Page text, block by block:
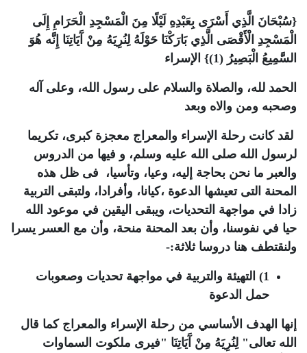
{سُبْحَانَ الَّذِي أَسْرَى بِعَبْدِهِ لَيْلًا مِنَ الْمَسْجِدِ الْحَرَامِ إِلَى
الْمَسْجِدِ الْأَقْصَى الَّذِي بَارَكْنَا حَوْلَهُ لِنُرِيَهُ مِنْ آَيَاتِنَا إِنَّه هُوَ
السَّمِيعُ الْبَصِيرُ (1)} الإسراء
الحمد لله، والصلاة والسلام على رسول الله، وعلى آله
وصحبه ومن والاه وبعد
لقد كانت رحلة الإسراء والمعراج معجزة كبرى، تكريما
لرسول الله صلى الله عليه وسلم، و فيها من الدروس
والعبر ما نحن بحاجة إليه، وعيا، وتأسيا، فى ظل هذه
المحنة التى تعيشها الدعوة ،كيانا، وأفرادا، ولتبقى التربية
زادا في مواجهة التحديات، ويبقى اليقين في موعود الله
حيا في نفوسنا، وأن بعد المحنة منحة، وأن مع العسر يسرا
ولنقتطف هنا دروسا ثلاثة:-
1) التهيئة والتربية في مواجهة تحديات وصعوبات
حمل الدعوة
إنها الهدف الأساسي من رحلة الإسراء والمعراج كما قال
الله تعالى" لِنُرِيَهُ مِنْ آَيَاتِنَا "فيرى ملكوت السماوات